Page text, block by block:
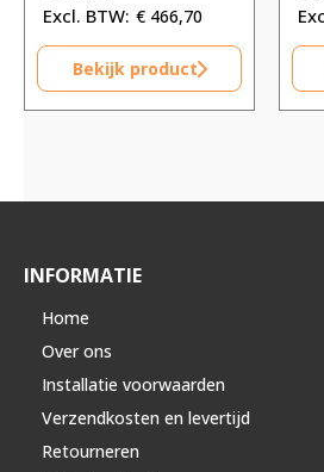
€ 466,70
Bekijk product
INFORMATIE
Home
Over ons
Installatie voorwaarden
Verzendkosten en levertijd
Retourneren